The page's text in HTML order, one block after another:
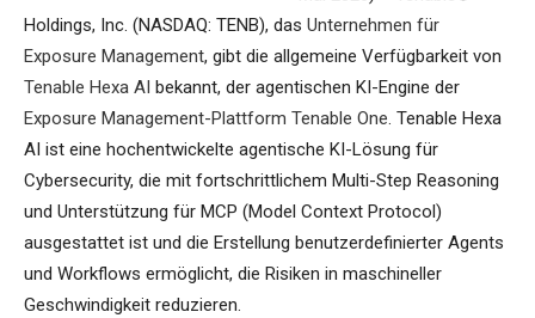
Holdings, Inc. (NASDAQ: TENB), das Unternehmen für
Exposure Management, gibt die allgemeine Verfügbarkeit von
Tenable Hexa AI bekannt, der agentischen KI-Engine der
Exposure Management-Plattform Tenable One. Tenable Hexa
AI ist eine hochentwickelte agentische KI-Lösung für
Cybersecurity, die mit fortschrittlichem Multi-Step Reasoning
und Unterstützung für MCP (Model Context Protocol)
ausgestattet ist und die Erstellung benutzerdefinierter Agents
und Workflows ermöglicht, die Risiken in maschineller
Geschwindigkeit reduzieren.